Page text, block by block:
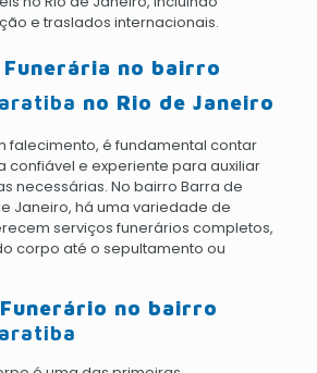
e traslados internacionais.
Funerária no bairro
no Rio de Janeiro
falecimento, é fundamental contar
confiável e experiente para auxiliar
necessárias. No bairro Barra de
Janeiro, há uma variedade de
serviços funerários completos,
corpo até o sepultamento ou
no bairro